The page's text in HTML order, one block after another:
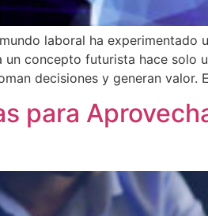
laboral ha
concepto futurista hace solo
decisiones y generan
para